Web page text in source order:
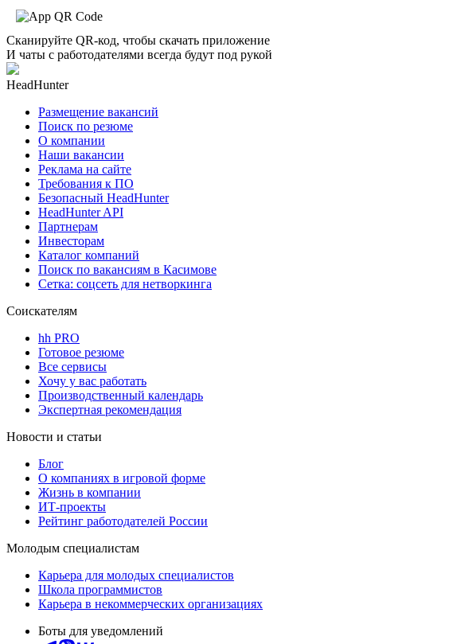
Сканируйте QR-код, чтобы скачать приложение
И чаты с работодателями всегда будут под рукой
HeadHunter
Размещение вакансий
Поиск по резюме
О компании
Наши вакансии
Реклама на сайте
Требования к ПО
Безопасный HeadHunter
HeadHunter API
Партнерам
Инвесторам
Каталог компаний
Поиск по вакансиям в Касимове
Сетка: соцсеть для нетворкинга
Соискателям
hh PRO
Готовое резюме
Все сервисы
Хочу у вас работать
Производственный календарь
Экспертная рекомендация
Новости и статьи
Блог
О компаниях в игровой форме
Жизнь в компании
ИТ-проекты
Рейтинг работодателей России
Молодым специалистам
Карьера для молодых специалистов
Школа программистов
Карьера в некоммерческих организациях
Боты для уведомлений